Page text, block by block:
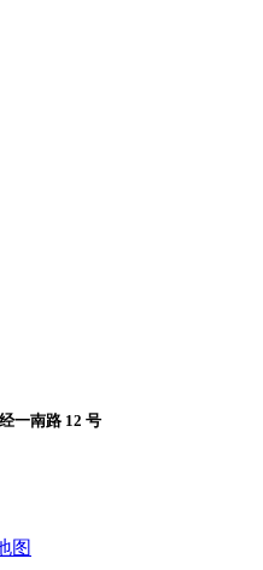
一南路 12 号
图